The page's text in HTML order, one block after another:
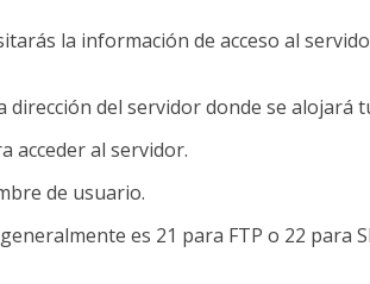
la información de acceso al
dirección del servidor donde se alojará
acceder al servidor.
de usuario.
es 21 para FTP o 22 para